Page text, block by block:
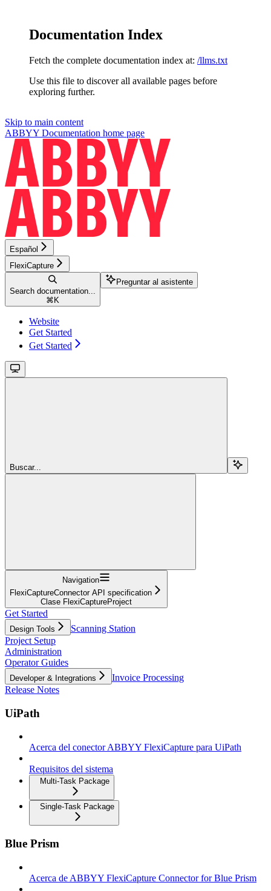
Documentation Index
Fetch the complete documentation index at: /llms.txt
Use this file to discover all available pages before
exploring further.
Skip to main content
ABBYY Documentation home page
Español
FlexiCapture
Search documentation...
⌘ K
Preguntar al asistente
Website
Get Started
Get Started
Buscar...
Navigation
FlexiCaptureConnector API specification
Clase FlexiCaptureProject
Get Started
Design Tools
Scanning Station
Project Setup
Administration
Operator Guides
Developer & Integrations
Invoice Processing
Release Notes
UiPath
Acerca del conector ABBYY FlexiCapture para UiPath
Requisitos del sistema
Multi-Task Package
Single-Task Package
Blue Prism
Acerca de ABBYY FlexiCapture Connector for Blue Prism